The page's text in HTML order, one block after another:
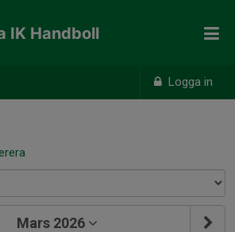
Logga in
IK Handboll
Mars 2026